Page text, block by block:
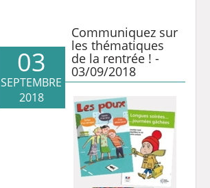
Communiquez sur
les thématiques
de la rentrée ! -
03/09/2018
03
SEPTEMBRE
2018